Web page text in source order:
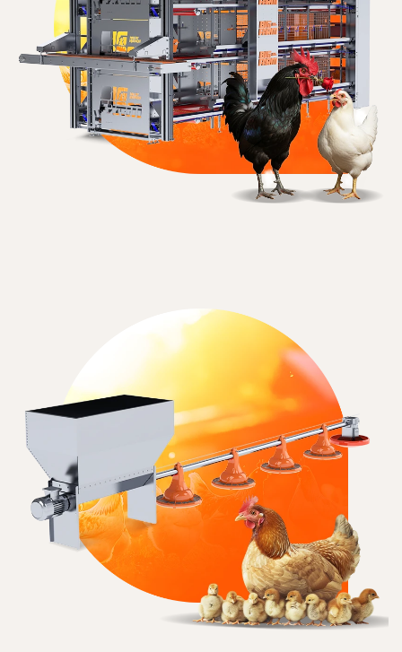
ПРОСМОТРЕТЬ
ПРОСМОТРЕТЬ